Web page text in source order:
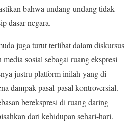
bahwa undang-undang tidak
dasar negara.
juga turut terlibat dalam diskursus
sosial sebagai ruang ekspresi
justru platform inilah yang di
dampak pasal-pasal kontroversial.
berekspresi di ruang daring
dari kehidupan sehari-hari.